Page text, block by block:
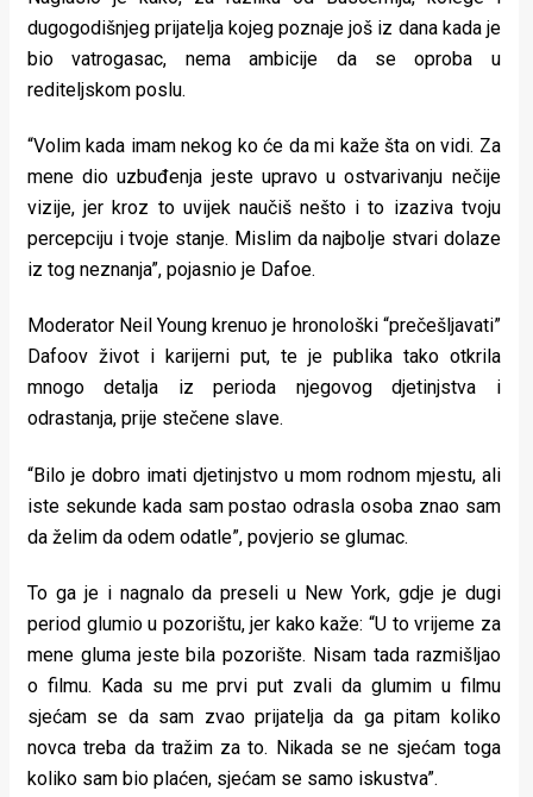
koje
rade
Urban
Places
Aktivizam
Aktuelnosti
Promo
Urban
Magazin
dugogodišnjeg prijatelja kojeg poznaje još iz dana kada je
bio vatrogasac, nema ambicije da se oproba u
rediteljskom poslu.
“Volim kada imam nekog ko će da mi kaže šta on vidi. Za
mene dio uzbuđenja jeste upravo u ostvarivanju nečije
vizije, jer kroz to uvijek naučiš nešto i to izaziva tvoju
percepciju i tvoje stanje. Mislim da najbolje stvari dolaze
iz tog neznanja”, pojasnio je Dafoe.
Moderator Neil Young krenuo je hronološki “prečešljavati”
Dafoov život i karijerni put, te je publika tako otkrila
mnogo detalja iz perioda njegovog djetinjstva i
odrastanja, prije stečene slave.
“Bilo je dobro imati djetinjstvo u mom rodnom mjestu, ali
iste sekunde kada sam postao odrasla osoba znao sam
da želim da odem odatle”, povjerio se glumac.
To ga je i nagnalo da preseli u New York, gdje je dugi
period glumio u pozorištu, jer kako kaže: “U to vrijeme za
mene gluma jeste bila pozorište. Nisam tada razmišljao
o filmu. Kada su me prvi put zvali da glumim u filmu
sjećam se da sam zvao prijatelja da ga pitam koliko
novca treba da tražim za to. Nikada se ne sjećam toga
koliko sam bio plaćen, sjećam se samo iskustva”.